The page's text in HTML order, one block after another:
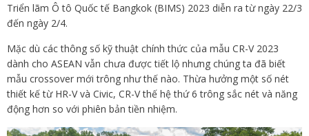
Triển lãm Ô tô Quốc tế Bangkok (BIMS) 2023 diễn ra từ ngày 22/3
đến ngày 2/4.
Mặc dù các thông số kỹ thuật chính thức của mẫu CR-V 2023
dành cho ASEAN vẫn chưa được tiết lộ nhưng chúng ta đã biết
mẫu crossover mới trông như thế nào. Thừa hưởng một số nét
thiết kế từ HR-V và Civic, CR-V thế hệ thứ 6 trông sắc nét và năng
động hơn so với phiên bản tiền nhiệm.